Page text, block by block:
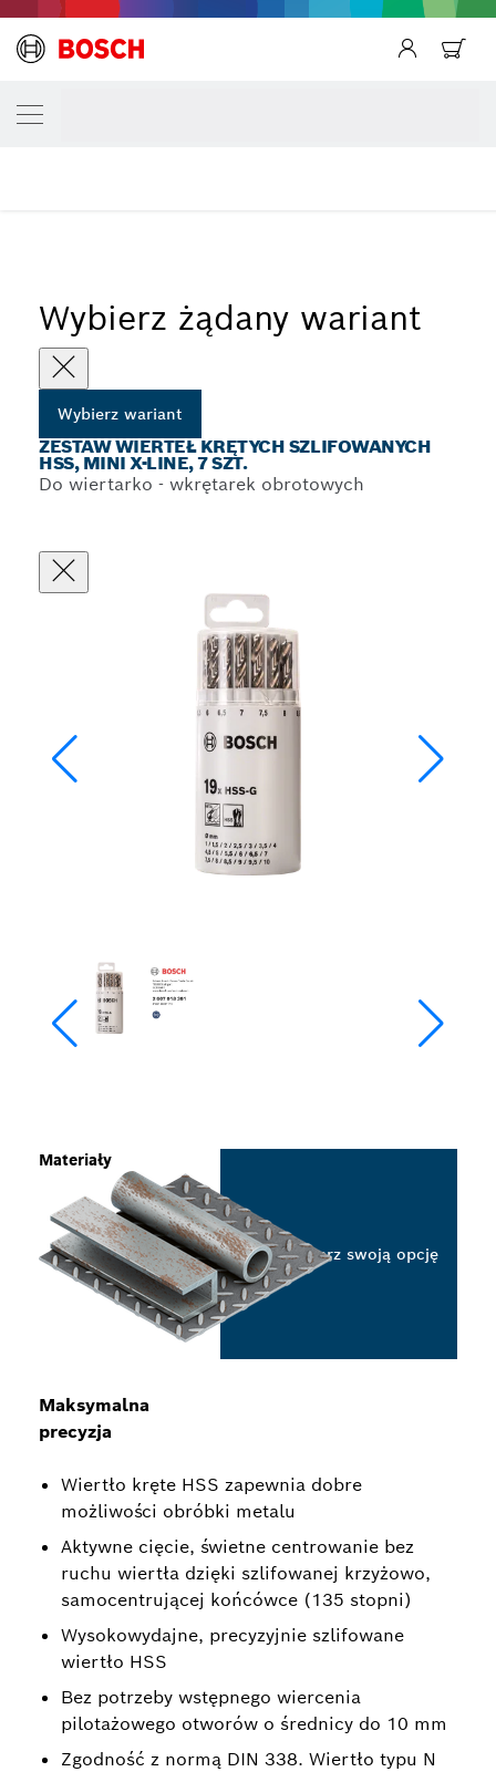
Wybierz żądany wariant
Wybierz wariant
ZESTAW WIERTEŁ KRĘTYCH SZLIFOWANYCH
HSS, MINI X-LINE, 7 SZT.
Do wiertarko - wkrętarek obrotowych
Maksymalna
precyzja
Wiertło kręte HSS zapewnia dobre
możliwości obróbki metalu
Aktywne cięcie, świetne centrowanie bez
ruchu wiertła dzięki szlifowanej krzyżowo,
samocentrującej końcówce (135 stopni)
Wysokowydajne, precyzyjnie szlifowane
wiertło HSS
Bez potrzeby wstępnego wiercenia
pilotażowego otworów o średnicy do 10 mm
Zgodność z normą DIN 338. Wiertło typu N
Materiały
Wybierz swoją opcję
TWÓJ WARIANT WYBORU